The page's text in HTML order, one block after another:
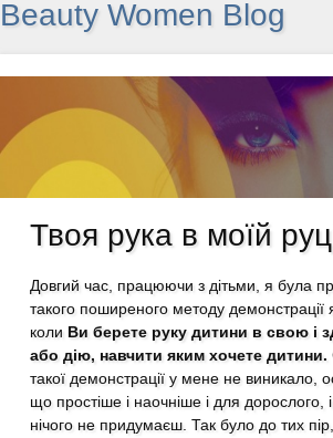
Beauty Women Blog
Твоя рука в моїй
Довгий час, працюючи з дітьми, я була
такого поширеного методу демонстрації
коли Ви берете руку дитини в свою і
або дію, навчити яким хочете дитини.
такої демонстрації у мене не виникало,
що простіше і наочніше і для
нічого не придумаєш. Так було до тих